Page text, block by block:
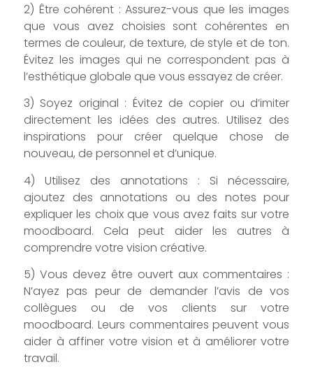
2) Être cohérent : Assurez-vous que les images
que vous avez choisies sont cohérentes en
termes de couleur, de texture, de style et de ton.
Évitez les images qui ne correspondent pas à
l’esthétique globale que vous essayez de créer.
3) Soyez original : Évitez de copier ou d’imiter
directement les idées des autres. Utilisez des
inspirations pour créer quelque chose de
nouveau, de personnel et d’unique.
4) Utilisez des annotations : Si nécessaire,
ajoutez des annotations ou des notes pour
expliquer les choix que vous avez faits sur votre
moodboard. Cela peut aider les autres à
comprendre votre vision créative.
5) Vous devez être ouvert aux commentaires :
N’ayez pas peur de demander l’avis de vos
collègues ou de vos clients sur votre
moodboard. Leurs commentaires peuvent vous
aider à affiner votre vision et à améliorer votre
travail.